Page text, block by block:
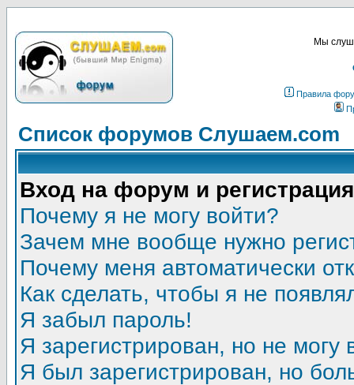
Мы
Правила
Список форумов Слушаем.com
Вход на форум и регистрация
Почему я не могу войти?
Зачем мне вообще нужно
Почему меня автоматически
Как сделать, чтобы я не
Я забыл пароль!
Я зарегистрирован, но не могу
Я был зарегистрирован, но